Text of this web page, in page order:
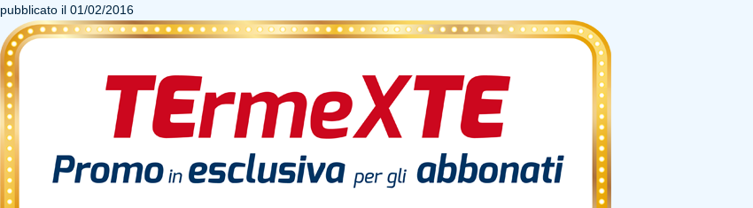
pubblicato il 01/02/2016